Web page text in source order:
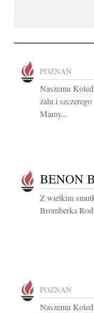
POZNAŃ
Naszemu
żalu i
Mamy...
BENON
Z wielkim
Bromberka
POZNAŃ
Naszemu